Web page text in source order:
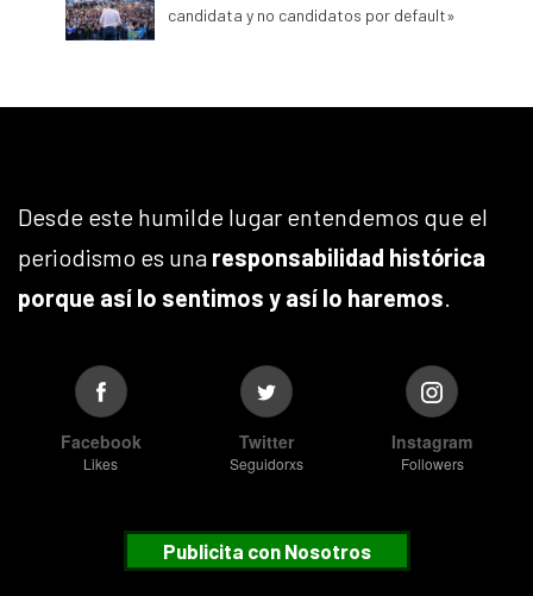
candidata y no candidatos por default»
Desde este humilde lugar entendemos que el
periodismo es una responsabilidad histórica
porque así lo sentimos y así lo haremos.
Facebook
Likes
Twitter
Seguidorxs
Instagram
Followers
Publicita con Nosotros